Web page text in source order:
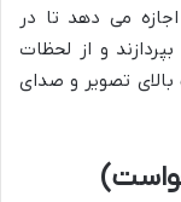
می دهد تا در
و از لحظات
تصویر و صدای